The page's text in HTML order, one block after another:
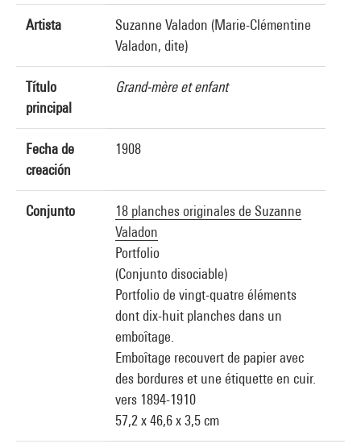
Artista
Suzanne Valadon (Marie-Clémentine
Valadon, dite)
Título
principal
Grand-mère et enfant
Fecha de
creación
1908
Conjunto
18 planches originales de Suzanne
Valadon
Portfolio
(Conjunto disociable)
Portfolio de vingt-quatre éléments
dont dix-huit planches dans un
emboîtage.
Emboîtage recouvert de papier avec
des bordures et une étiquette en cuir.
vers 1894-1910
57,2 x 46,6 x 3,5 cm